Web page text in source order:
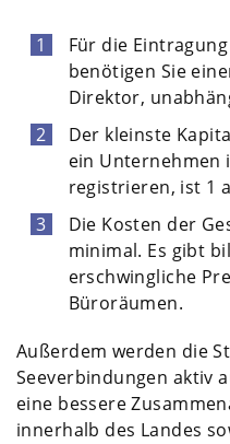
Für die
benötigen Sie
Direktor,
Der kleinste
ein Unternehmen
registrieren, ist 1
Die Kosten der
minimal. Es gibt
erschwingliche
Büroräumen.
Außerdem werden die
Seeverbindungen aktiv
eine bessere
innerhalb des Landes